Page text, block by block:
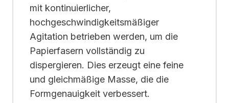
mit kontinuierlicher,
hochgeschwindigkeitsmäßiger
Agitation betrieben werden, um die
Papierfasern vollständig zu
dispergieren. Dies erzeugt eine feine
und gleichmäßige Masse, die die
Formgenauigkeit verbessert.